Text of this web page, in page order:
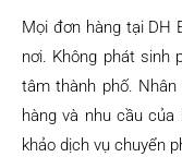
Mọi đơn hàng tại DH
nơi. Không phát sinh
tâm thành phố.
hàng và nhu cầu
khảo dịch vụ chuyển